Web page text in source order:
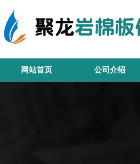
网站首页 公司介绍